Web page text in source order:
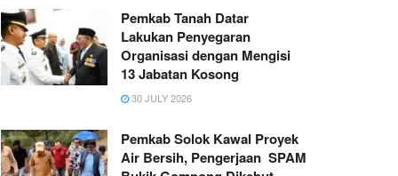
Pemkab Tanah Datar
Lakukan Penyegaran
Organisasi dengan Mengisi
13 Jabatan Kosong
30 JULY 2026
Pemkab Solok Kawal Proyek
Air Bersih, Pengerjaan SPAM